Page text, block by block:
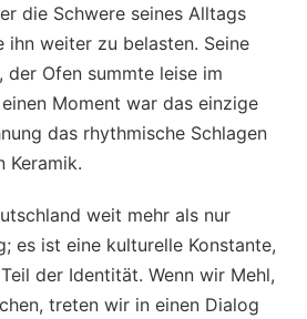
die Schwere seines Alltags
ihn weiter zu belasten. Seine
der Ofen summte leise im
Moment war das einzige
das rhythmische Schlagen
Keramik.
weit mehr als nur
es ist eine kulturelle Konstante,
der Identität. Wenn wir Mehl,
treten wir in einen Dialog